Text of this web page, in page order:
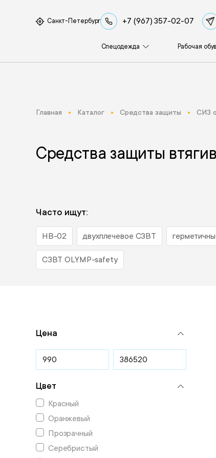
Санкт-Петербург +7 (967) 357-02-07
Спецодежда Рабочая
Главная Каталог Средства защиты СИЗ
Средства защиты
Часто ищут:
НВ-02 двухплечевое СЗВТ
СЗВТ OLYMP-safety
Цена
Цвет
Красный
Оранжевый
Прозрачный
Серебристый